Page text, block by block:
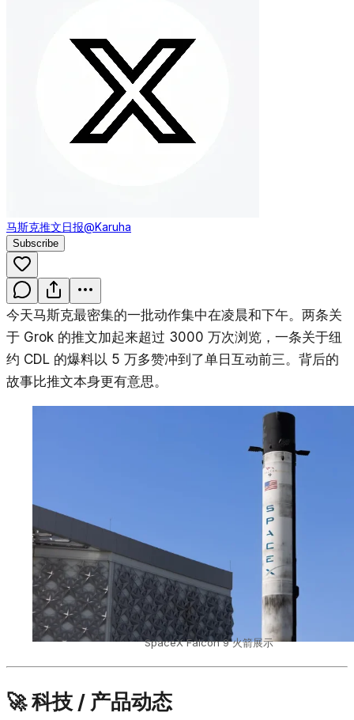
马斯克推文日报@Karuha
Subscribe
今天马斯克最密集的一批动作集中在凌晨和下午。两条关
于 Grok 的推文加起来超过 3000 万次浏览，一条关于纽
约 CDL 的爆料以 5 万多赞冲到了单日互动前三。背后的
故事比推文本身更有意思。
SpaceX Falcon 9 火箭展示
🚀 科技 / 产品动态